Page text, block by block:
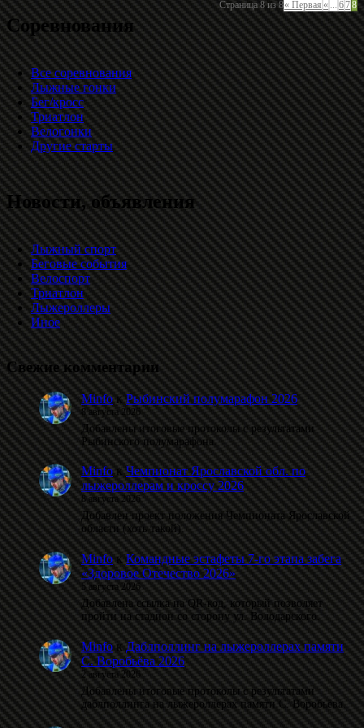
Страница 8 из 8« Первая « 678
Соревнования
Все соревнования
Лыжные гонки
Бег/кросс
Триатлон
Велогонки
Другие старты
Новости, объявления
Лыжный спорт
Беговые события
Велоспорт
Триатлон
Лыжероллеры
Иное
Свежие комментарии
MinfoкРыбинский полумарафон 2026
8 августа 2026
Добавлены итоговые протоколы с результатами
Рыбинского полумарафона.
MinfoкЧемпионат Ярославской обл. по
лыжероллерам и кроссу 2026
8 августа 2026
Добавлен проект положения Чемпионата Ярославской
области (хоть такой).
MinfoкКомандные эстафеты 7-го этапа забега
«Здоровое Отечество 2026»
5 августа 2026
Добавлена ссылка на QR-код, который позволяет
пройти на стадион со сторону ул. Володарского.
MinfoкДаблполлинг на лыжероллерах памяти
С. Воробьёва 2026
2 августа 2026
Добавлены итоговые протоколы с результатами
даблполлинга на лыжероллерах памяти С. Воробьёва.